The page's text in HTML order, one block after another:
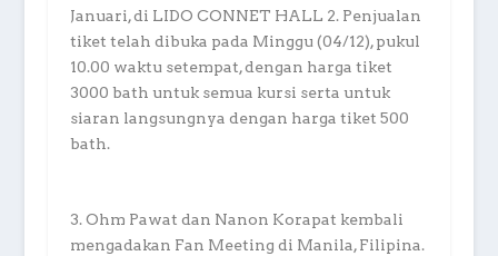
Januari, di LIDO CONNET HALL 2. Penjualan
tiket telah dibuka pada Minggu (04/12), pukul
10.00 waktu setempat, dengan harga tiket
3000 bath untuk semua kursi serta untuk
siaran langsungnya dengan harga tiket 500
bath.
3. Ohm Pawat dan Nanon Korapat kembali
mengadakan Fan Meeting di Manila, Filipina.